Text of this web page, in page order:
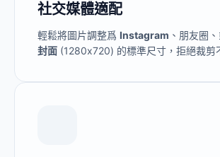
社交媒體適配
輕鬆將圖片調整爲 Instagram 、朋友圈
封面 (1280x720) 的標準尺寸，拒絕裁剪